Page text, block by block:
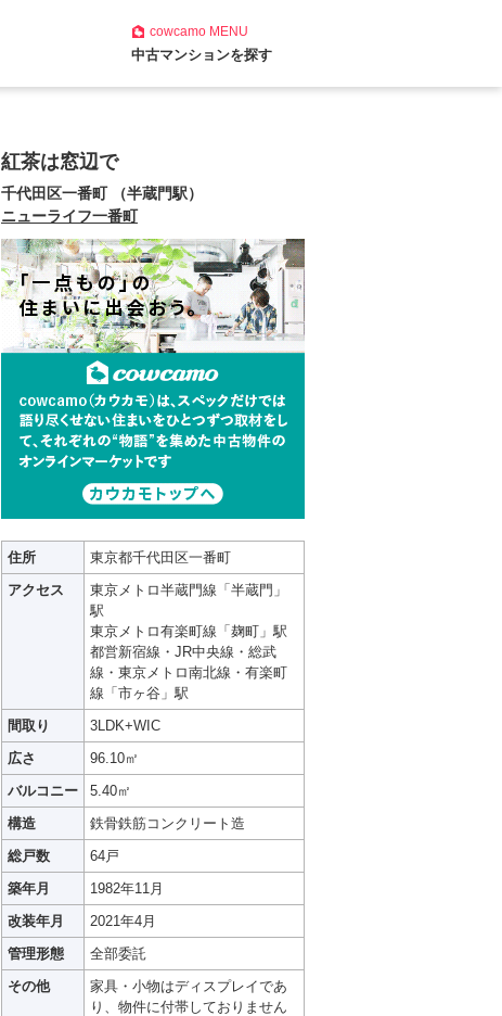
cowcamoMENU
中古マンションを探す
紅茶は窓辺で
千代田区一番町 （半蔵門駅）
ニューライフ一番町
住所
東京都千代田区一番町
アクセス
東京メトロ半蔵門線「半蔵門」
駅
東京メトロ有楽町線「麹町」駅
都営新宿線・JR中央線・総武
線・東京メトロ南北線・有楽町
線「市ヶ谷」駅
間取り
3LDK+WIC
広さ
96.10㎡
バルコニー
5.40㎡
構造
鉄骨鉄筋コンクリート造
総戸数
64戸
築年月
1982年11月
改装年月
2021年4月
管理形態
全部委託
その他
家具・小物はディスプレイであ
り、物件に付帯しておりません